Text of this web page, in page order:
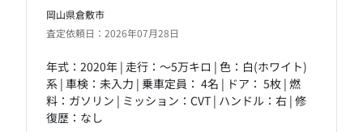
岡山県倉敷市
査定依頼日：2026年07月28日
年式：2020年 | 走行：～5万キロ | 色：白(ホワイト)
系 | 車検：未入力 | 乗車定員： 4名 | ドア： 5枚 | 燃
料：ガソリン | ミッション：CVT | ハンドル：右 | 修
復歴：なし